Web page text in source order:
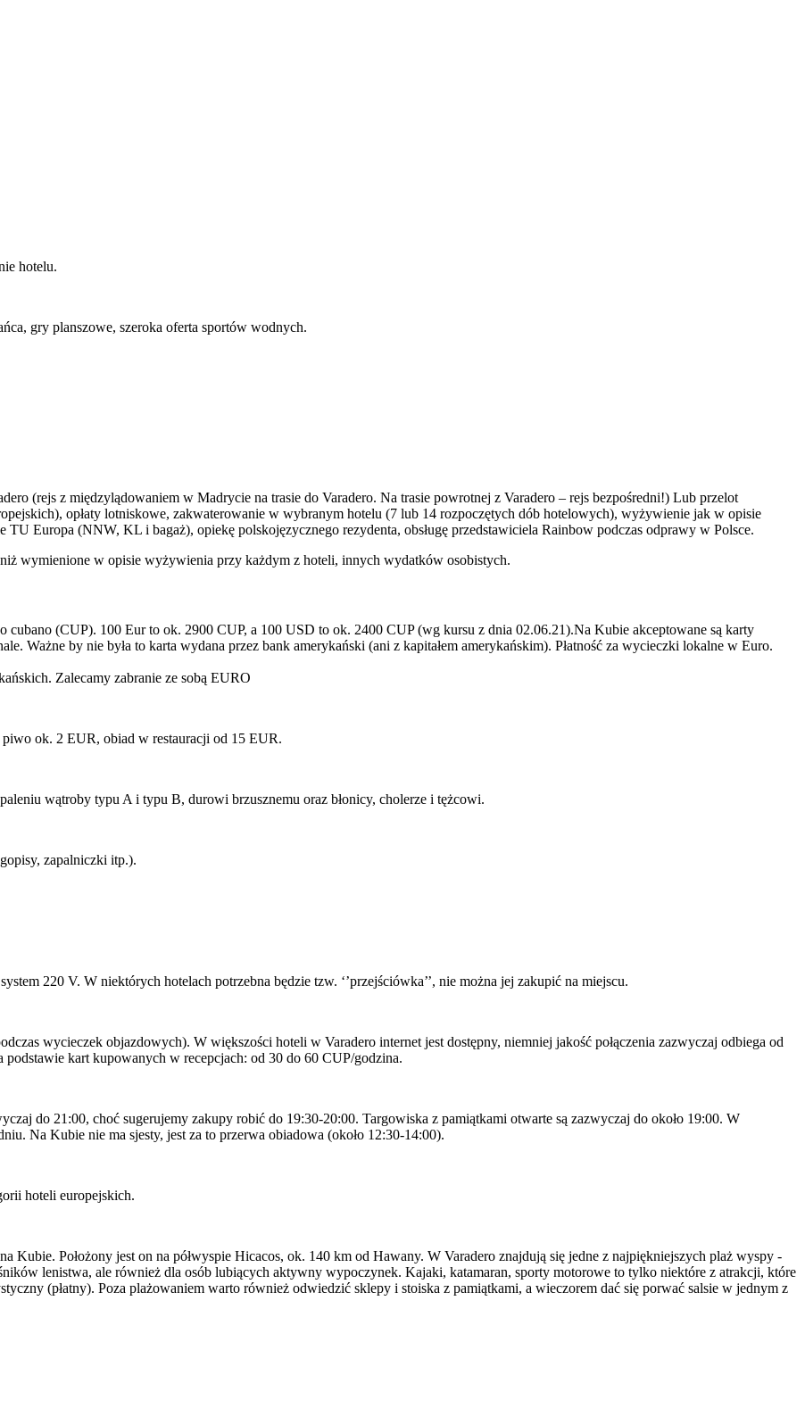
hotelu.
gry planszowe, szeroka oferta sportów wodnych.
(rejs z międzylądowaniem w Madrycie na trasie do Varadero. Na trasie powrotnej z Varadero – rejs bezpośredni!) Lub przelot
opłaty lotniskowe, zakwaterowanie w wybranym hotelu (7 lub 14 rozpoczętych dób hotelowych), wyżywienie jak w opisie
Europa (NNW, KL i bagaż), opiekę polskojęzycznego rezydenta, obsługę przedstawiciela Rainbow podczas odprawy w Polsce.
wymienione w opisie wyżywienia przy każdym z hoteli, innych wydatków osobistych.
cubano (CUP). 100 Eur to ok. 2900 CUP, a 100 USD to ok. 2400 CUP (wg kursu z dnia 02.06.21).Na Kubie akceptowane są karty
Ważne by nie była to karta wydana przez bank amerykański (ani z kapitałem amerykańskim). Płatność za wycieczki lokalne w Euro.
Zalecamy zabranie ze sobą EURO
ok. 2 EUR, obiad w restauracji od 15 EUR.
wątroby typu A i typu B, durowi brzusznemu oraz błonicy, cholerze i tężcowi.
zapalniczki itp.).
220 V. W niektórych hotelach potrzebna będzie tzw. ‘’przejściówka’’, nie można jej zakupić na miejscu.
wycieczek objazdowych). W większości hoteli w Varadero internet jest dostępny, niemniej jakość połączenia zazwyczaj odbiega od
kart kupowanych w recepcjach: od 30 do 60 CUP/godzina.
do 21:00, choć sugerujemy zakupy robić do 19:30-20:00. Targowiska z pamiątkami otwarte są zazwyczaj do około 19:00. W
Na Kubie nie ma sjesty, jest za to przerwa obiadowa (około 12:30-14:00).
hoteli europejskich.
Położony jest on na półwyspie Hicacos, ok. 140 km od Hawany. W Varadero znajdują się jedne z najpiękniejszych plaż wyspy -
lenistwa, ale również dla osób lubiących aktywny wypoczynek. Kajaki, katamaran, sporty motorowe to tylko niektóre z atrakcji, które
(płatny). Poza plażowaniem warto również odwiedzić sklepy i stoiska z pamiątkami, a wieczorem dać się porwać salsie w jednym z